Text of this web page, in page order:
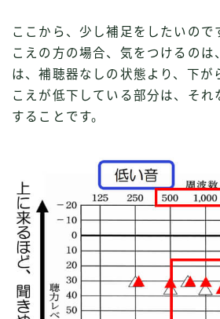
ここから、少し補足をしたいので
こえの方の場合、気をつけるのは
は、補聴器なしの状態より、下が
こえが低下している部分は、それ
することです。